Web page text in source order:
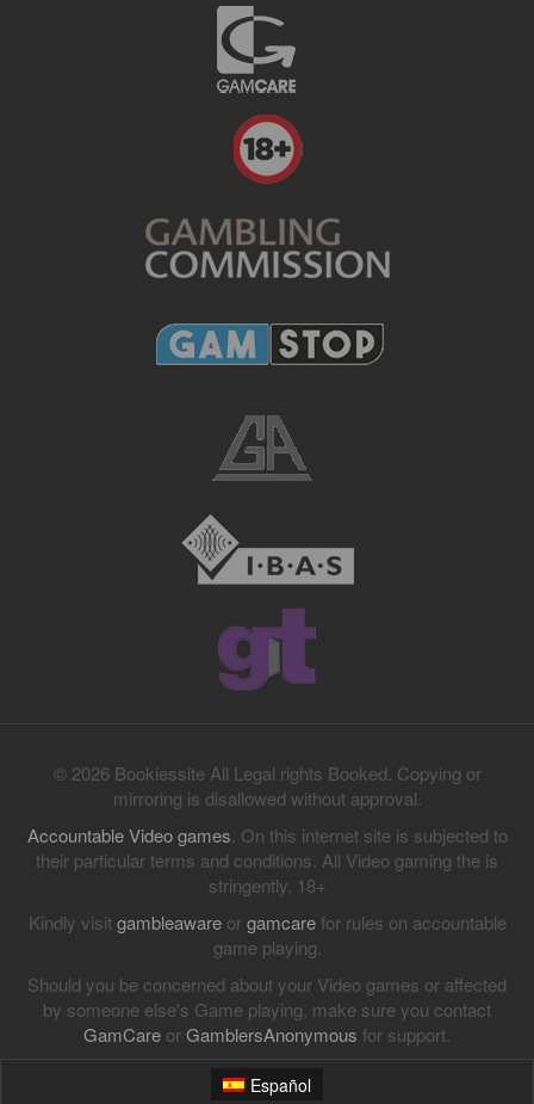
© 2026 Bookiessite All Legal rights Booked. Copying or
mirroring is disallowed without approval.
Accountable Video games . On this internet site is subjected to
their particular terms and conditions. All Video gaming the is
stringently. 18+
Kindly visitgambleawareorgamcarefor rules on accountable
game playing.
Should you be concerned about your Video games or affected
by someone else's Game playing, make sure you contact
GamCare orGamblersAnonymous for support.
Español